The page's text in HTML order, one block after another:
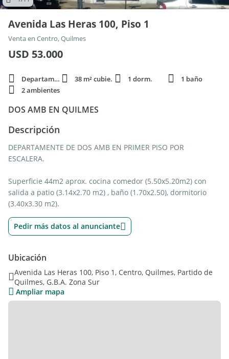
Avenida Las Heras 100, Piso 1
Venta en Centro, Quilmes
USD 53.000
Departamento 38 m² cubie. 1 dorm.
1 baño
2 ambientes
DOS AMB EN QUILMES
Descripción
DEPARTAMENTE DE DOS AMB EN PRIMER PISO POR
ESCALERA.
Superficie 44m2 aprox. cocina comedor (5.50x5.20m2) con
salida a patio (3.14x2.70 m2) , baño (1.70x2.50), dormitorio
(3.40x3.30 m2).
Pedir más datos al anunciante
Ubicación
Avenida Las Heras 100, Piso 1, Centro, Quilmes, Partido de
Quilmes, G.B.A. Zona Sur
Ampliar mapa